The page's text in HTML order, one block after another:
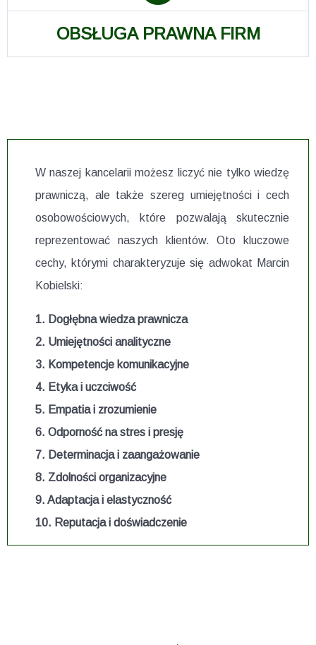
OBSŁUGA PRAWNA FIRM
W naszej kancelarii możesz liczyć nie tylko wiedzę
prawniczą, ale także szereg umiejętności i cech
osobowościowych, które pozwalają skutecznie
reprezentować naszych klientów. Oto kluczowe
cechy, którymi charakteryzuje się adwokat Marcin
Kobielski:
1. Dogłębna wiedza prawnicza
2. Umiejętności analityczne
3. Kompetencje komunikacyjne
4. Etyka i uczciwość
5. Empatia i zrozumienie
6. Odporność na stres i presję
7. Determinacja i zaangażowanie
8. Zdolności organizacyjne
9. Adaptacja i elastyczność
10. Reputacja i doświadczenie